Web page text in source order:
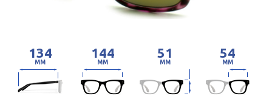
134
MM
144
MM
51
MM
54
MM